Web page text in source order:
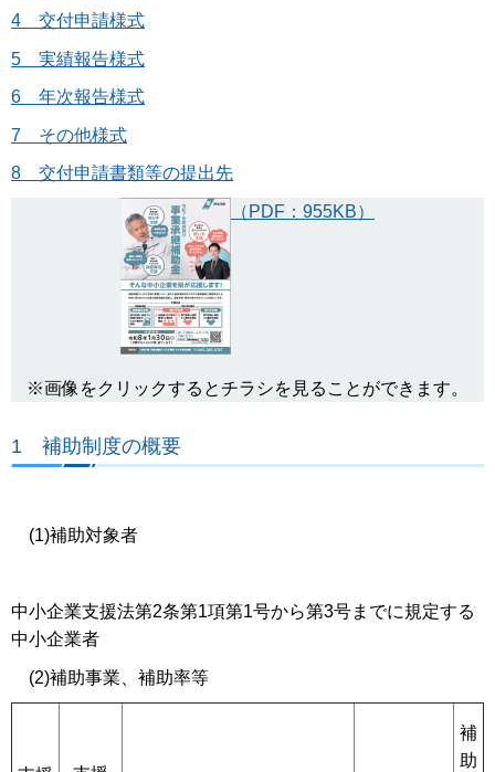
4 交付申請様式
5 実績報告様式
6 年次報告様式
7 その他様式
8 交付申請書類等の提出先
（PDF：955KB）
※画像をクリックするとチラシを見ることができます。
1 補助制度の概要
(1)補助対象者
中小企業支援法第2条第1項第1号から第3号までに規定する
中小企業者
(2)補助事業、補助率等
補
助